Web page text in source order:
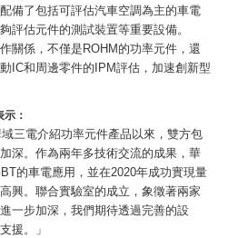
備了包括可評估汽車空調為主的車電
評估元件的測試裝置等重要設備。
關係，不僅是ROHM的功率元件，還
IC和周邊零件的IPM評估，加速創新型
：
域三電介紹功率元件產品以來，雙方包
深。作為兩年多技術交流的成果，華
的車電應用，並在2020年成功實現量
興。聯合實驗室的成立，象徵著兩家
一步加深，我們期待透過完善的設
援。」